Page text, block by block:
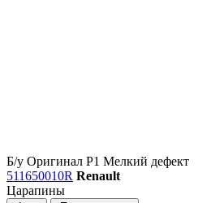
Б/у Оригинал Р1 Мелкий дефект
511650010R Renault
Царапины